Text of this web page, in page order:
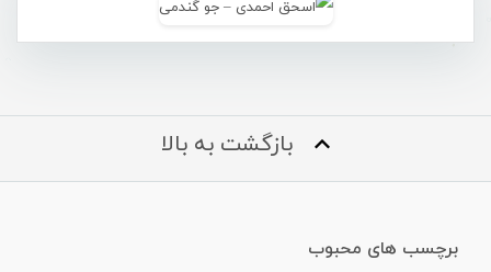
بازگشت به بالا
برچسب های محبوب